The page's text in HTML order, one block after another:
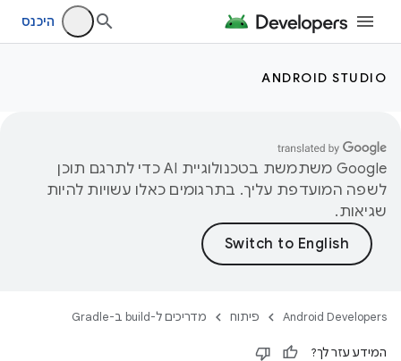
היכנס
ANDROID STUDIO
‫Google משתמשת בטכנולוגיית AI כדי לתרגם תוכן
לשפה המועדפת עליך. בתרגומים כאלו עשויות להיות
שגיאות.
Android Developers פיתוח מדריכים ל-build ב-Gradle
המידע עזר לך?